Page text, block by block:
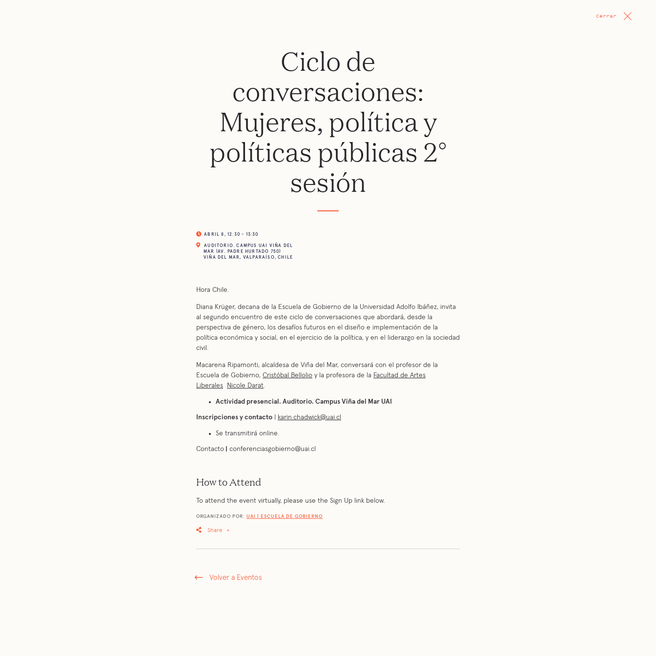
Cerrar
Ciclo de
conversaciones:
Mujeres, política y
políticas públicas 2°
sesión
ABRIL 8, 12:30 - 13:30
AUDITORIO. CAMPUS UAI VIÑA DEL
MAR (AV. PADRE HURTADO 750)
VIÑA DEL MAR, VALPARAÍSO, CHILE
Hora Chile.
Diana Krüger, decana de la Escuela de Gobierno de la Universidad Adolfo Ibáñez, invita
al segundo encuentro de este ciclo de conversaciones que abordará, desde la
perspectiva de género, los desafíos futuros en el diseño e implementación de la
política económica y social, en el ejercicio de la política, y en el liderazgo en la sociedad
civil.
Macarena Ripamonti, alcaldesa de Viña del Mar, conversará con el profesor de la
Escuela de Gobierno, Cristóbal Bellolio y la profesora de la Facultad de Artes
Liberales
Nicole Darat.
Actividad presencial. Auditorio. Campus Viña del Mar UAI
Inscripciones y contacto karin.chadwick@uai.cl
Se transmitirá online.
Contacto conferenciasgobierno@uai.cl
How to Attend
To attend the event virtually, please use the Sign Up link below.
ORGANIZADO POR: UAI | ESCUELA DE GOBIERNO
Share +
Volver a Eventos